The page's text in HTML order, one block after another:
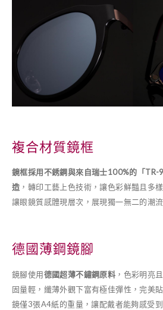
複合材質鏡框
鏡框採用不銹鋼與來自瑞士100%的「TR-
造 ，轉印工藝上色技術，讓色彩鮮豔且多
讓眼鏡質感體現層次，展現獨一無二的潮流
德國薄鋼鏡腳
鏡腳使用德國超薄不鏽鋼原料 ，色彩明亮
固量輕，纖薄外觀下富有極佳彈性，完美
鏡僅3張A4紙的重量，讓配戴者能夠感受